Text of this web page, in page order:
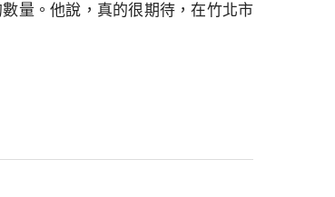
量。他說，真的很期待，在竹北市